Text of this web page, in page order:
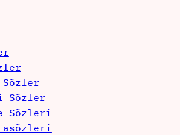
Sözler
Sözler
Sözleri